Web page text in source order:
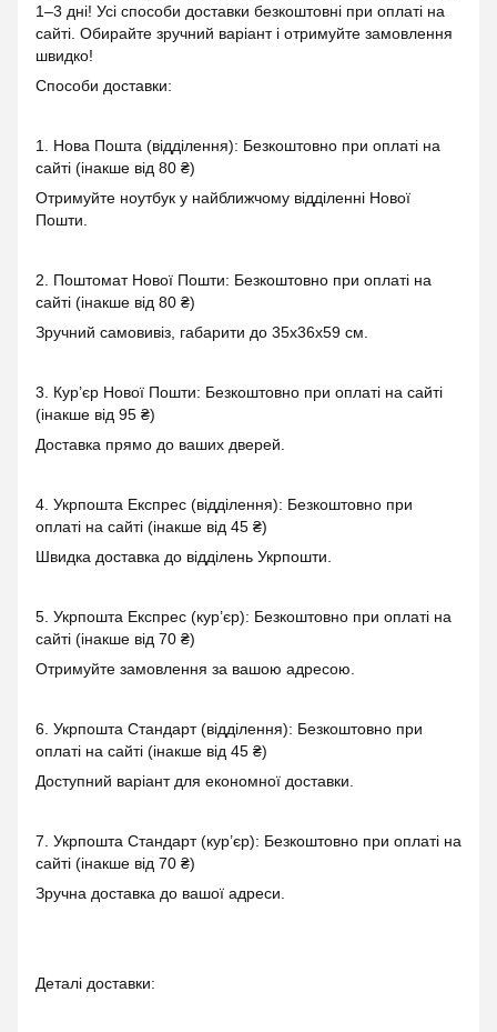
1–3 дні! Усі способи доставки безкоштовні при оплаті на
сайті. Обирайте зручний варіант і отримуйте замовлення
швидко!
Способи доставки:
1. Нова Пошта (відділення): Безкоштовно при оплаті на
сайті (інакше від 80 ₴)
Отримуйте ноутбук у найближчому відділенні Нової
Пошти.
2. Поштомат Нової Пошти: Безкоштовно при оплаті на
сайті (інакше від 80 ₴)
Зручний самовивіз, габарити до 35x36x59 см.
3. Кур’єр Нової Пошти: Безкоштовно при оплаті на сайті
(інакше від 95 ₴)
Доставка прямо до ваших дверей.
4. Укрпошта Експрес (відділення): Безкоштовно при
оплаті на сайті (інакше від 45 ₴)
Швидка доставка до відділень Укрпошти.
5. Укрпошта Експрес (кур’єр): Безкоштовно при оплаті на
сайті (інакше від 70 ₴)
Отримуйте замовлення за вашою адресою.
6. Укрпошта Стандарт (відділення): Безкоштовно при
оплаті на сайті (інакше від 45 ₴)
Доступний варіант для економної доставки.
7. Укрпошта Стандарт (кур’єр): Безкоштовно при оплаті на
сайті (інакше від 70 ₴)
Зручна доставка до вашої адреси.
Деталі доставки: